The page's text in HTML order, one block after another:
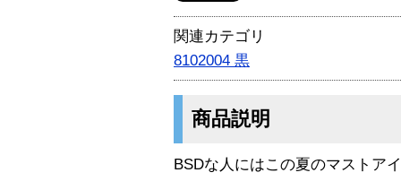
関連カテゴリ
8102004 黒
商品説明
BSDな人にはこの夏のマストア